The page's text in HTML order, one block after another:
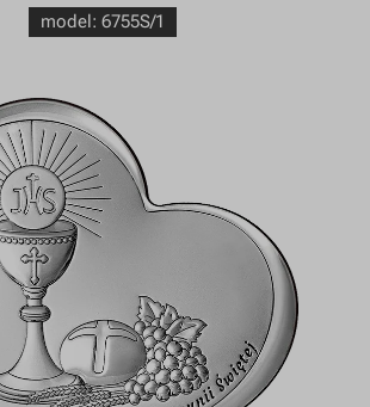
model: 6755S/1